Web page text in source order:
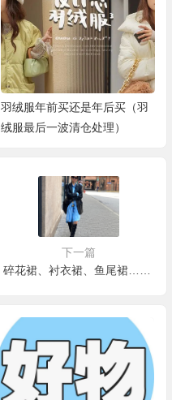
羽绒服年前买还是年后买（羽
绒服最后一波清仓处理）
下一篇